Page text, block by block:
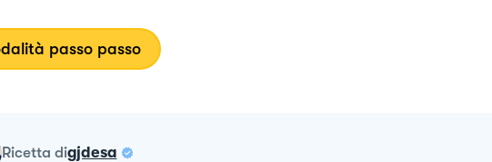
passo passo
ricetta digjdesa